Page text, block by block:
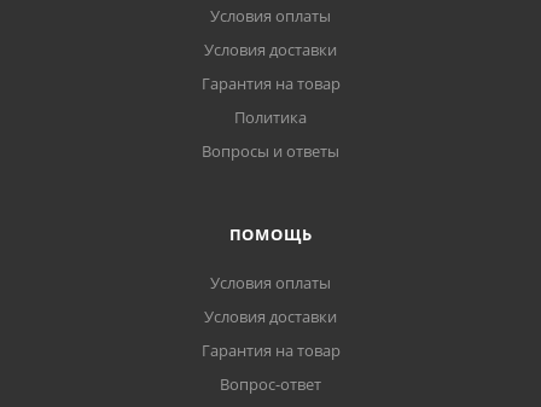
Условия оплаты
Условия доставки
Гарантия на товар
Политика
Вопросы и ответы
ПОМОЩЬ
Условия оплаты
Условия доставки
Гарантия на товар
Вопрос-ответ